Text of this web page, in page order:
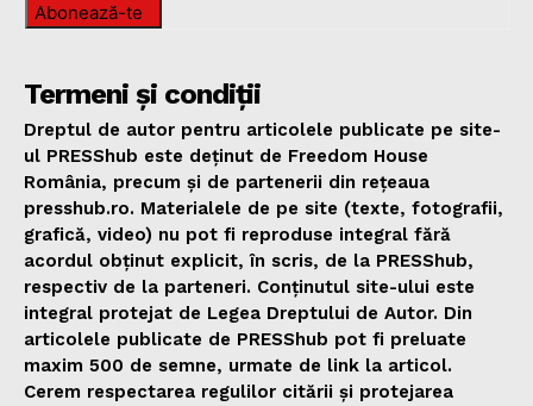
Abonează-te
Termeni și condiții
Dreptul de autor pentru articolele publicate pe site-
ul PRESShub este deținut de Freedom House
România, precum și de partenerii din rețeaua
presshub.ro. Materialele de pe site (texte, fotografii,
grafică, video) nu pot fi reproduse integral fără
acordul obținut explicit, în scris, de la PRESShub,
respectiv de la parteneri. Conținutul site-ului este
integral protejat de Legea Dreptului de Autor. Din
articolele publicate de PRESShub pot fi preluate
maxim 500 de semne, urmate de link la articol.
Cerem respectarea regulilor citării și protejarea